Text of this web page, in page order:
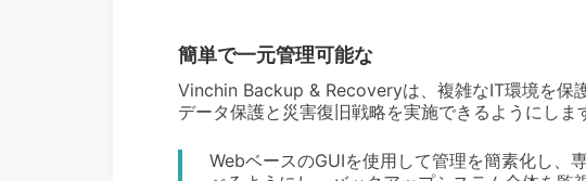
簡単で一元管理可能な
Vinchin Backup & Recoveryは、複雑なIT環境を保
データ保護と災害復旧戦略を実施できるようにしま
WebベースのGUIを使用して管理を簡素化し、